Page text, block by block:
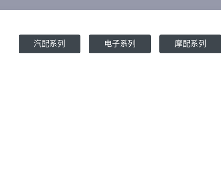
汽配系列 电子系列 摩配系列